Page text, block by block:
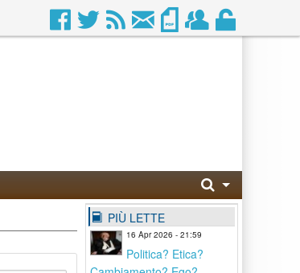
PIÙ LETTE
16 Apr 2026 - 21:59
Politica? Etica?